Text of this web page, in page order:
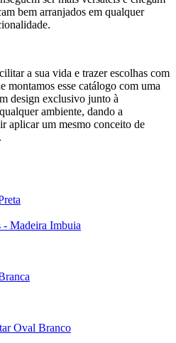
bem arranjados em qualquer
a sua vida e trazer escolhas com
montamos esse catálogo com uma
design exclusivo junto à
ambiente, dando a
aplicar um mesmo conceito de
- Madeira Imbuia
Oval Branco